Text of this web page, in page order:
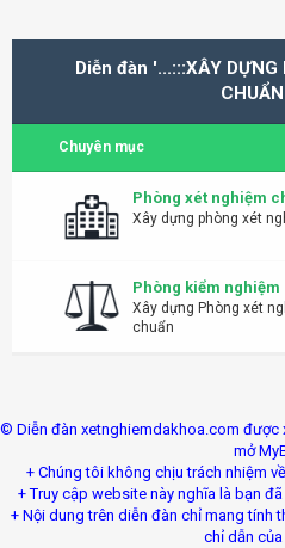
Diễn đàn '...:::XÂY DỰNG
Chuyên mục
Phòng xét nghiệm
Xây dựng phòng xét
Phòng kiểm nghiệm
Xây dựng Phòng xét
chuẩn
© Diễn đàn xetnghiemdakhoa.com được
mở
+ Chúng tôi không chịu trách nhiệm
+ Truy cập website này nghĩa là bạn
+ Nội dung trên diễn đàn chỉ mang tính
chỉ dẫn